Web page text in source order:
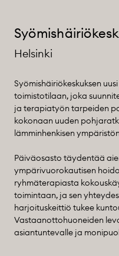
Helsinki
Syömishäiriökeskuksen
toimistotilaan, joka
ja terapiatyön tarpeiden
kokonaan uuden
lämminhenkisen
Päiväosasto täydentää
ympärivuorokautisen
ryhmäterapiasta
toimintaan, ja sen
harjoituskeittiö tukee
Vastaanottohuoneiden
asiantuntevalle ja